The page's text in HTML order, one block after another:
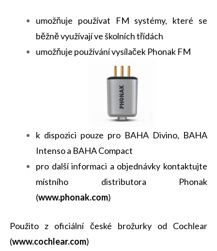
umožňuje používat FM systémy, které se
běžně využívají ve školních třídách
umožňuje používání vysílaček Phonak FM
k dispozici pouze pro BAHA Divino, BAHA
Intenso a BAHA Compact
pro další informaci a objednávky kontaktujte
místního distributora Phonak
(www.phonak.com)
Použito z oficiální české brožurky od Cochlear
(www.cochlear.com)